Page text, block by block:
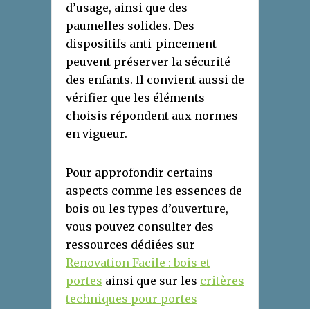
d’usage, ainsi que des
paumelles solides. Des
dispositifs anti-pincement
peuvent préserver la sécurité
des enfants. Il convient aussi de
vérifier que les éléments
choisis répondent aux normes
en vigueur.
Pour approfondir certains
aspects comme les essences de
bois ou les types d’ouverture,
vous pouvez consulter des
ressources dédiées sur
Renovation Facile : bois et
portes ainsi que sur les critères
techniques pour portes